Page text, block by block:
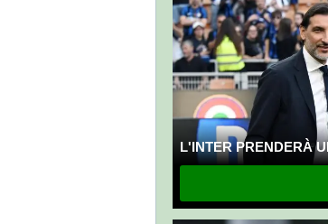
L'INTER PRENDERÀ